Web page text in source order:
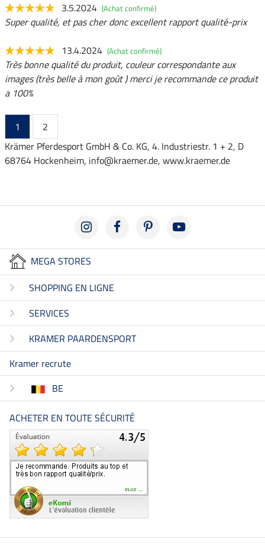
3.5.2024 (Achat confirmé)
Super qualité, et pas cher donc excellent rapport qualité-prix
13.4.2024 (Achat confirmé)
Très bonne qualité du produit, couleur correspondante aux
images (très belle à mon goût ) merci je recommande ce produit
a 100%
1
2
Krämer Pferdesport GmbH & Co. KG, 4. Industriestr. 1 + 2, D
68764 Hockenheim, info@kraemer.de, www.kraemer.de
MEGA STORES
SHOPPING EN LIGNE
SERVICES
KRAMER PAARDENSPORT
Kramer recrute
BE
ACHETER EN TOUTE SÉCURITÉ